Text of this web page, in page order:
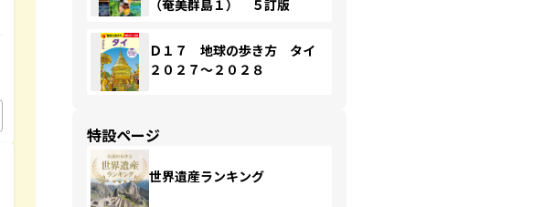
（奄美群島１） ５訂版
Ｄ１７ 地球の歩き方 タイ
２０２７～２０２８
特設ページ
世界遺産ランキング